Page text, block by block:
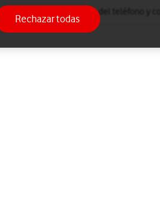
Puedes hacer pantallazos del teléfono y
Rechazar todas